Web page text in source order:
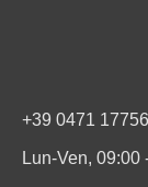
+39 0471
Lun-Ven, 09:00